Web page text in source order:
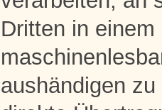
Dritten in einem
aushändigen